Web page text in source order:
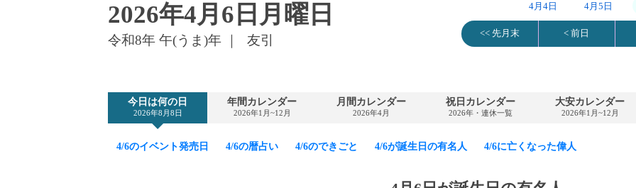
2026年4月6日 月曜日
令和8年 午(うま)年 ｜ 友引
4月4日 4月5日
<< 先月末 < 前日
今日は何の日
2026年8月8日
年間カレンダー
2026年1月~12月
月間カレンダー
2026年4月
祝日カレンダー
2026年・連休一覧
大安カレンダー
2026年1月~12月
4/6のイベント発売日 4/6の暦占い 4/6のできごと 4/6が誕生日の有名人 4/6に亡くなった偉人